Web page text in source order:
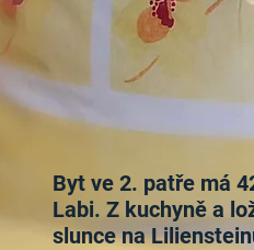
Byt ve 2. patře má
Labi. Z kuchyně a
slunce na